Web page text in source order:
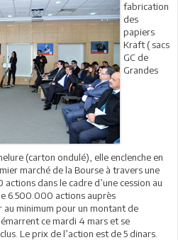
fabrication
des
papiers
Kraft ( sacs
GC de
Grandes
(carton ondulé), elle enclenche en
marché de la Bourse à travers une
dans le cadre d’une cession au
6.500.000 actions auprès
au minimum pour un montant de
ce mardi 4 mars et se
Le prix de l’action est de 5 dinars.